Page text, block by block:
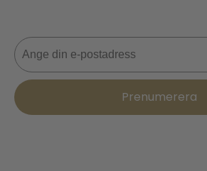
E-post
Prenumerera